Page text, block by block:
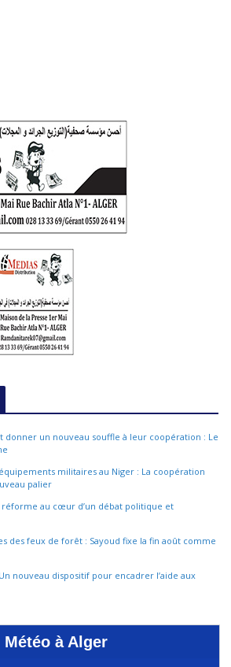
donner un nouveau souffle à leur coopération : Le
militaires au Niger : La coopération
palier
réforme au cœur d’un débat politique et
des feux de forêt : Sayoud fixe la fin août comme
nouveau dispositif pour encadrer l’aide aux
Météo à Alger